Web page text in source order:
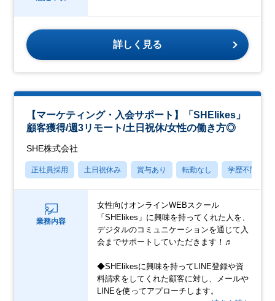
詳しく見る
【マーケティング・入会サポート】「SHElikes」
顧客獲得/週3リモート/土日祝休/女性の働き方◎
SHE株式会社
正社員採用 土日祝休み 賞与あり 転勤なし 学歴不問
業務内容
女性向けオンラインWEBスクール
「SHElikes」に興味を持ってくれた人を、
デジタルのコミュニケーションを通じて入
会までサポートしていただきます！♬
◆SHElikesに興味を持ってLINE登録や資
料請求をしてくれた顧客に対し、メールや
LINEを使ってアプローチします。